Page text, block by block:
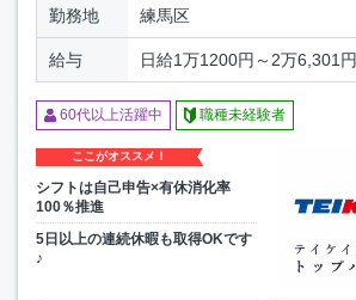
勤務地 練馬区
給与 日給1万1200円～2万6,301円
60代以上活躍中 職種未経験者
ここがオススメ！
シフトは自己申告×有休消化率
100％推進
5日以上の連続休暇も取得OKです
♪